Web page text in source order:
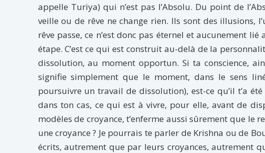
appelle Turiya) qui n’est pas l’Absolu. Du point de
veille ou de rêve ne change rien. Ils sont des illusions,
rêve passe, ce n’est donc pas éternel et aucunement
étape. C’est ce qui est construit au-delà de la
dissolution, au moment opportun. Si ta conscience,
signifie simplement que le moment, dans le sens
poursuivre un travail de dissolution), est-ce qu’il t’a
dans ton cas, ce qui est à vivre, pour elle, avant de
modèles de croyance, t’enferme aussi sûrement que le
une croyance ? Je pourrais te parler de Krishna ou de
écrits, autrement que par leurs croyances, autrement